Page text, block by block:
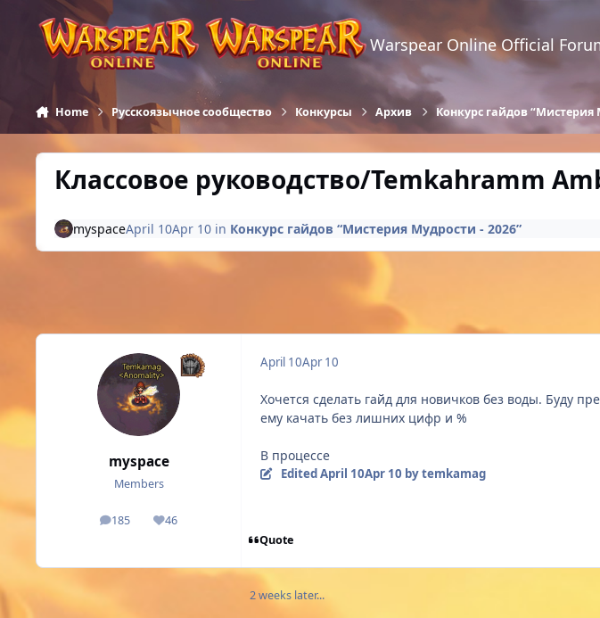
Skip to content
Warspear Online Official
Home Русскоязычное сообщество Конкурсы Архив Конкурс гайдов “Мистерия
Классовое руководство/Temkahramm
myspaceApril 10Apr 10 in Конкурс гайдов “Мистерия Мудрости - 2026”
myspace
Members
185
posts 46
Reputation
April 10Apr 10
Хочется сделать гайд для новичков без воды. Буду
ему качать без лишних цифр и %
В процессе
EditedApril 10Apr 10 by temkamag
Quote
2 weeks later...